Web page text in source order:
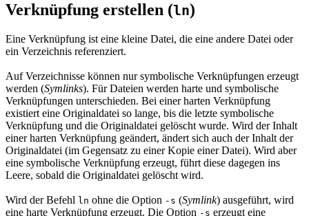
Verknüpfung erstellen (ln)
Eine Verknüpfung ist eine kleine Datei, die eine andere Datei oder
ein Verzeichnis referenziert.
Auf Verzeichnisse können nur symbolische Verknüpfungen erzeugt
werden (Symlinks). Für Dateien werden harte und symbolische
Verknüpfungen unterschieden. Bei einer harten Verknüpfung
existiert eine Originaldatei so lange, bis die letzte symbolische
Verknüpfung und die Originaldatei gelöscht wurde. Wird der Inhalt
einer harten Verknüpfung geändert, ändert sich auch der Inhalt der
Originaldatei (im Gegensatz zu einer Kopie einer Datei). Wird aber
eine symbolische Verknüpfung erzeugt, führt diese dagegen ins
Leere, sobald die Originaldatei gelöscht wird.
Wird der Befehl ln ohne die Option -s (Symlink) ausgeführt, wird
eine harte Verknüpfung erzeugt. Die Option -s erzeugt eine